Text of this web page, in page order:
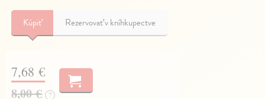
Kúpiť Rezervovať v kníhkupectve
7,68 €
8,00 € ?